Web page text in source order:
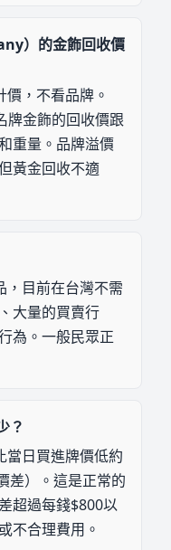
）的金飾回收價
，不看品牌。
金飾的回收價跟
重量。品牌溢價
黃金回收不適
，目前在台灣不需
大量的買賣行
為。一般民眾正
？
當日買進牌價低約
差）。這是正常的
超過每錢$800以
不合理費用。